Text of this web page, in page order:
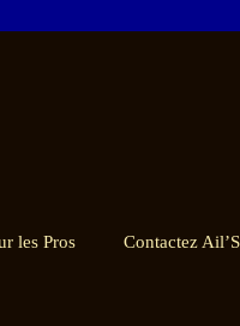
les Pros
Contactez